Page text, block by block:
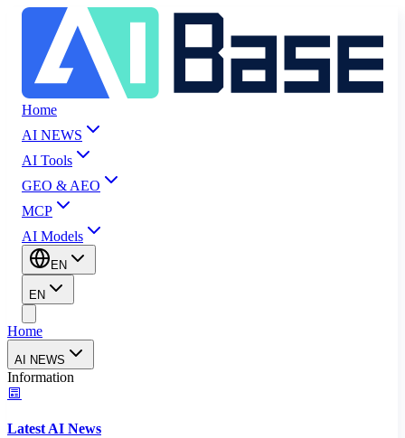
Home
AI NEWS
AI Tools
GEO & AEO
MCP
AI Models
EN
EN
Home
AI NEWS
Information
Latest AI News